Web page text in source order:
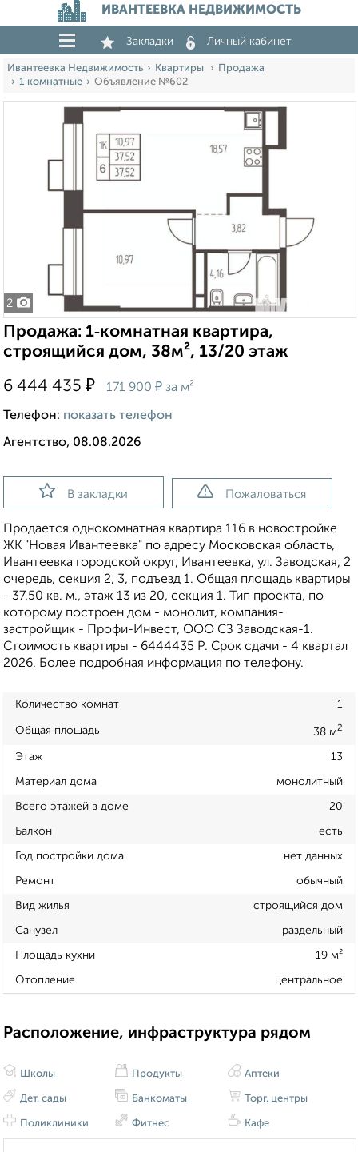
ИВАНТЕЕВКА НЕДВИЖИМОСТЬ
Закладки Личный кабинет
Ивантеевка Недвижимость Квартиры
Продажа
1‑комнатные
Объявление №602
2
Продажа: 1‑комнатная квартира,
строящийся дом, 38м², 13/20 этаж
6 444 435 ₽ 171 900 ₽ за м²
Телефон: показать телефон
Агентство, 08.08.2026
В закладки Пожаловаться
Продается однокомнатная квартира 116 в новостройке
ЖК "Новая Ивантеевка" по адресу Московская область,
Ивантеевка городской округ, Ивантеевка, ул. Заводская, 2
очередь, секция 2, 3, подъезд 1. Общая площадь квартиры
- 37.50 кв. м., этаж 13 из 20, секция 1. Тип проекта, по
которому построен дом - монолит, компания-
застройщик - Профи-Инвест, ООО СЗ Заводская-1.
Стоимость квартиры - 6444435 Р. Срок сдачи - 4 квартал
2026. Более подробная информация по телефону.
Количество комнат 1
Общая площадь 38 м2
Этаж 13
Материал дома монолитный
Всего этажей в доме 20
Балкон есть
Год постройки дома нет данных
Ремонт обычный
Вид жилья строящийся дом
Санузел раздельный
Площадь кухни 19 м²
Отопление центральное
Расположение, инфраструктура рядом
Школы
Дет. сады
Поликлиники
Продукты
Банкоматы
Фитнес
Аптеки
Торг. центры
Кафе